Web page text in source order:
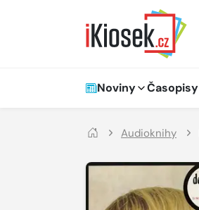
Hlavní navigace
Noviny Časopisy
Audioknihy